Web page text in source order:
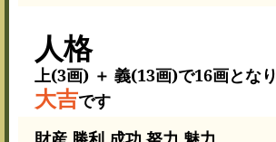
人格
上(3画) ＋ 義(13画)で16画となり
大吉です